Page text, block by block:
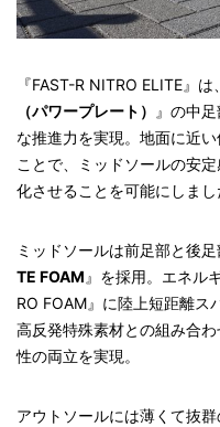
『FAST-R NITRO ELITE』
（パワープレート）
』の中
な推進力を実現。地面に近
ことで、ミッドソールの安
化させることを可能にしまし
ミッドソールは前足部と後
TE FOAM 』を採用。エネル
RO FOAM』に陸上短距離ス
高反発特殊素材との組み合
性の両立を実現。
アウトソールには薄くて抜